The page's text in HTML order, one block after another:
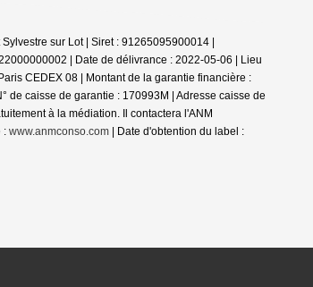
sur Lot | Siret : 91265095900014 |
| Date de délivrance : 2022-05-06 | Lieu
CEDEX 08 | Montant de la garantie financière :
de caisse de garantie : 170993M | Adresse caisse de
à la médiation. Il contactera l'ANM
: www.anmconso.com | Date d'obtention du label :